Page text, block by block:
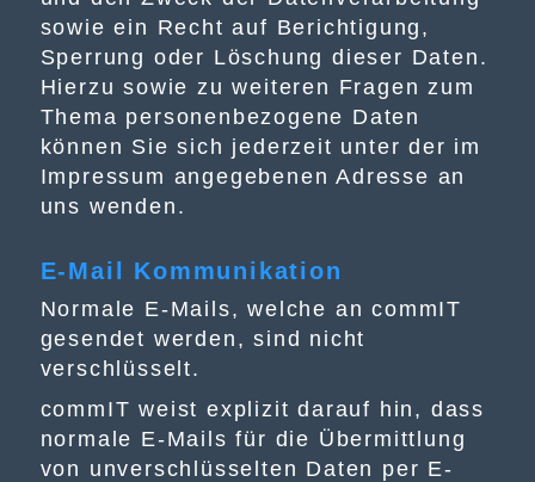
sowie ein Recht auf Berichtigung,
Sperrung oder Löschung dieser Daten.
Hierzu sowie zu weiteren Fragen zum
Thema personenbezogene Daten
können Sie sich jederzeit unter der im
Impressum angegebenen Adresse an
uns wenden.
E-Mail Kommunikation
Normale E-Mails, welche an commIT
gesendet werden, sind nicht
verschlüsselt.
commIT weist explizit darauf hin, dass
normale E-Mails für die Übermittlung
von unverschlüsselten Daten per E-